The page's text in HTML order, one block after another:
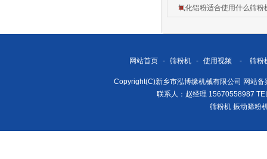
氧化铝粉适合使用什么筛粉
网站首页 - 筛粉机 - 使用视频 - 筛粉
Copyright(C)新乡市泓博缘机械有限公司 网站备
联系人：赵经理 15670558987
筛粉机 振动筛粉